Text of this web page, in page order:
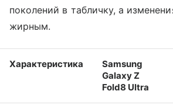
поколений в табличку, а
жирным.
Характеристика
Samsung
Galaxy Z
Fold8 Ultra